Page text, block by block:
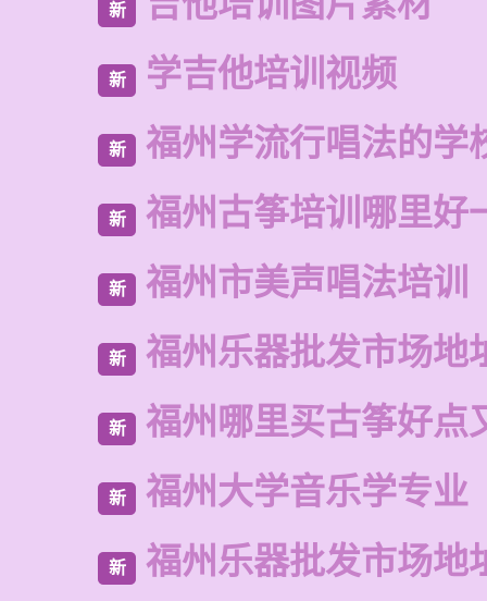
新
新 学吉他培训视频
新 福州学流行唱法的学
新 福州古筝培训哪里好
新 福州市美声唱法培训
新 福州乐器批发市场地
新 福州哪里买古筝好点
新 福州大学音乐学专业
新 福州乐器批发市场地